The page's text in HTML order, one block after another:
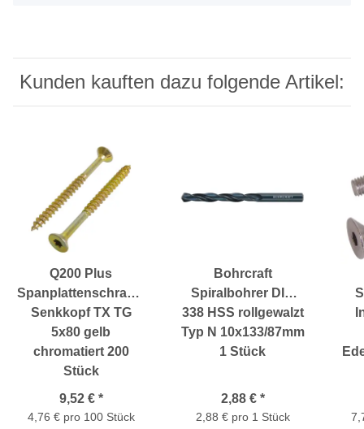
Kunden kauften dazu folgende Artikel:
Q200 Plus
Spanplattenschrauben
Senkkopf TX TG
5x80 gelb
chromatiert 200
Stück
9,52 € *
4,76 € pro 100 Stück
Bohrcraft
Spiralbohrer DIN
338 HSS rollgewalzt
Typ N 10x133/87mm
1 Stück
2,88 € *
2,88 € pro 1 Stück